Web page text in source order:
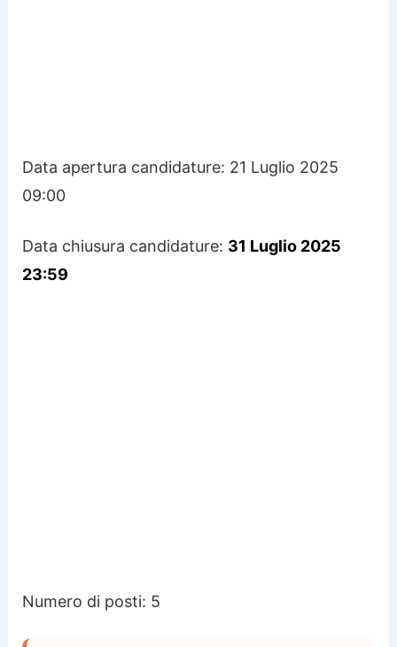
Data apertura candidature: 21 Luglio 2025
09:00
Data chiusura candidature: 31 Luglio 2025
23:59
Numero di posti: 5